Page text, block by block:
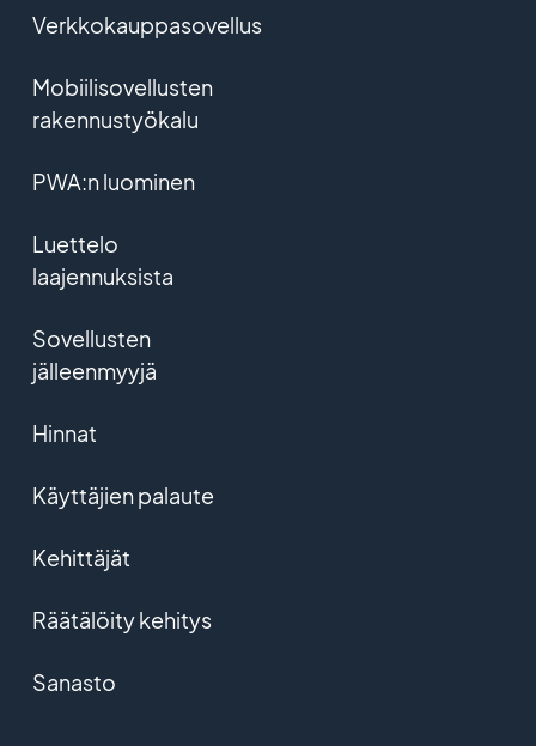
Verkkokauppasovellus
Mobiilisovellusten
rakennustyökalu
PWA:n luominen
Luettelo
laajennuksista
Sovellusten
jälleenmyyjä
Hinnat
Käyttäjien palaute
Kehittäjät
Räätälöity kehitys
Sanasto